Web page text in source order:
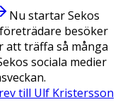
Nu startar Sekos
besöker
att träffa så många
sociala medier
till Ulf Kristersson